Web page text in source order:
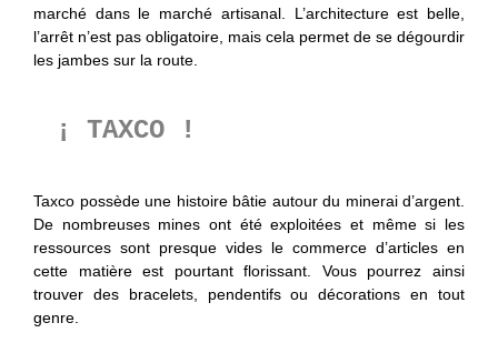
marché dans le marché artisanal. L’architecture est belle,
l’arrêt n’est pas obligatoire, mais cela permet de se dégourdir
les jambes sur la route.
¡ TAXCO !
Taxco possède une histoire bâtie autour du minerai d’argent.
De nombreuses mines ont été exploitées et même si les
ressources sont presque vides le commerce d’articles en
cette matière est pourtant florissant. Vous pourrez ainsi
trouver des bracelets, pendentifs ou décorations en tout
genre.